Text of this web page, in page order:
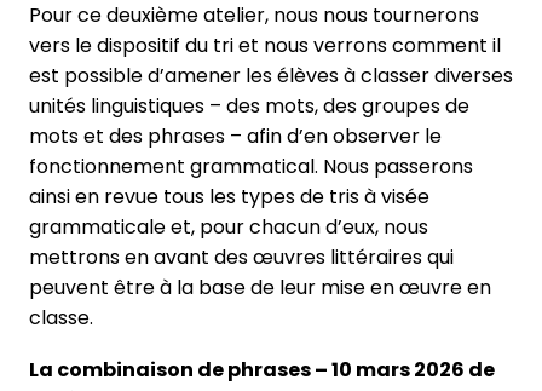
Pour ce deuxième atelier, nous nous tournerons
vers le dispositif du tri et nous verrons comment il
est possible d’amener les élèves à classer diverses
unités linguistiques – des mots, des groupes de
mots et des phrases – afin d’en observer le
fonctionnement grammatical. Nous passerons
ainsi en revue tous les types de tris à visée
grammaticale et, pour chacun d’eux, nous
mettrons en avant des œuvres littéraires qui
peuvent être à la base de leur mise en œuvre en
classe.
La combinaison de phrases – 10 mars 2026 de